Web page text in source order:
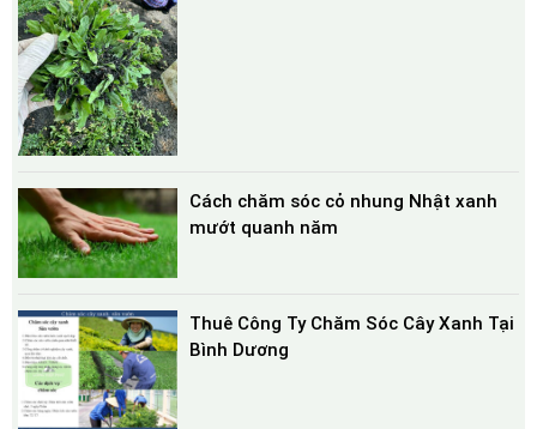
Cách chăm sóc cỏ nhung Nhật xanh
mướt quanh năm
Thuê Công Ty Chăm Sóc Cây Xanh Tại
Bình Dương